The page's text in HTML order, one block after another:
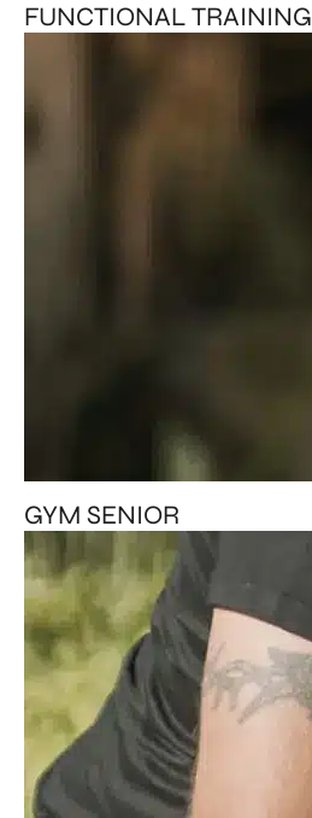
FUNCTIONAL TRAINING
GYM SENIOR